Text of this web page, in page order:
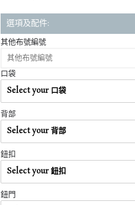
選項及配件:
其他布號編號
口袋
Select your 口袋
背部
Select your 背部
鈕扣
Select your 鈕扣
鈕門